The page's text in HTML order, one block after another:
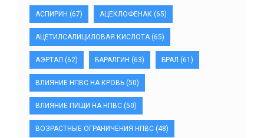
АСПИРИН (67) АЦЕКЛОФЕНАК (65)
АЦЕТИЛСАЛИЦИЛОВАЯ КИСЛОТА(65)
АЭРТАЛ (62) БАРАЛГИН (63) БРАЛ (61)
ВЛИЯНИЕ НПВС НА КРОВЬ (50)
ВЛИЯНИЕ ПИЩИ НА НПВС (50)
ВОЗРАСТНЫЕ ОГРАНИЧЕНИЯ НПВС (48)